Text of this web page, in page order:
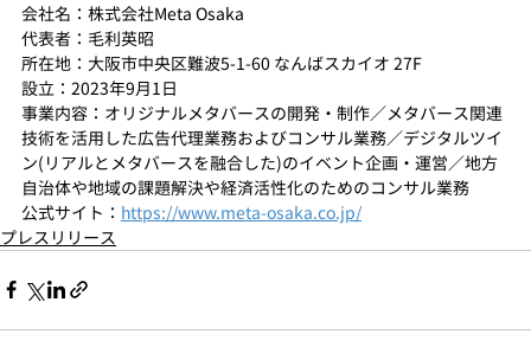
会社名：株式会社Meta Osaka
代表者：毛利英昭
所在地：大阪市中央区難波5-1-60 なんばスカイオ 27F
設立：2023年9月1日
事業内容：オリジナルメタバースの開発・制作／メタバース関連
技術を活用した広告代理業務およびコンサル業務／デジタルツイ
ン(リアルとメタバースを融合した)のイベント企画・運営／地方
自治体や地域の課題解決や経済活性化のためのコンサル業務
公式サイト： https://www.meta-osaka.co.jp/
プレスリリース